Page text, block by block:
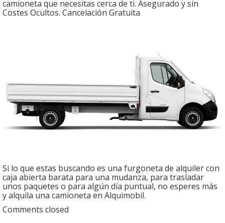
camioneta que necesitas cerca de ti. Asegurado y sin
Costes Ocultos. Cancelación Gratuita
Si lo que estas buscando es una furgoneta de alquiler con
caja abierta barata para una mudanza, para trasladar
unos paquetes o para algún día puntual, no esperes más
y alquila una camioneta en Alquimobil.
Comments closed